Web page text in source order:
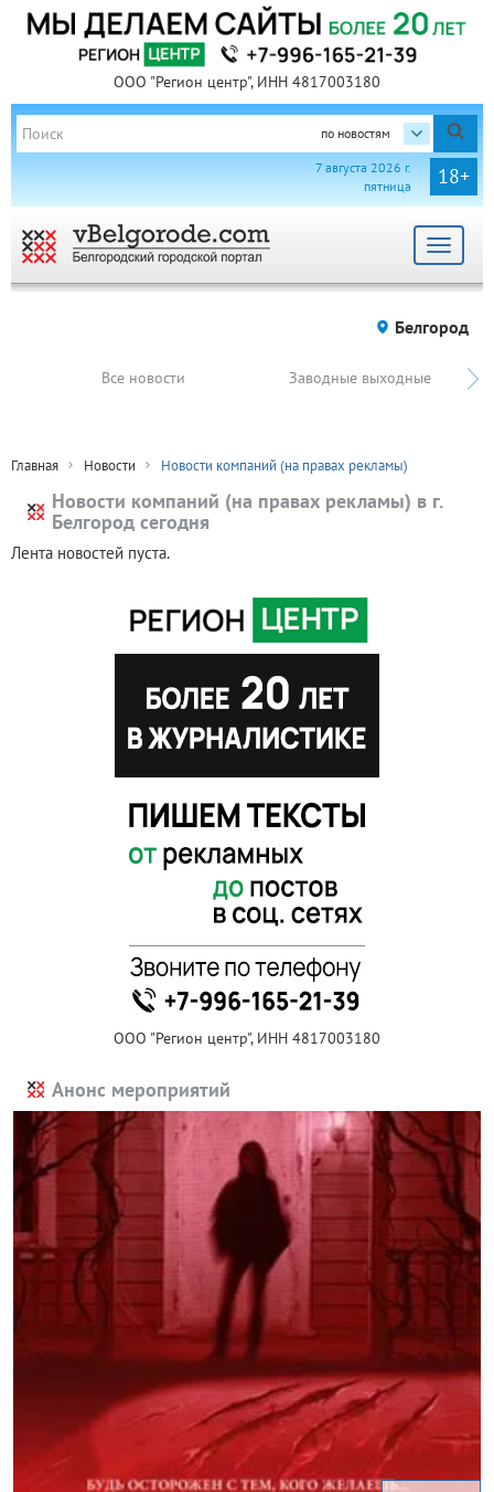
ООО "Регион центр", ИНН 4817003180
по новостям
18+
7 августа 2026 г.
пятница
Toggle
Белгород
Все новости Заводные выходные
Главная Новости Новости компаний (на правах рекламы)
Новости компаний (на правах рекламы) в г.
Белгород сегодня
Лента новостей пуста.
ООО "Регион центр", ИНН 4817003180
Анонс мероприятий